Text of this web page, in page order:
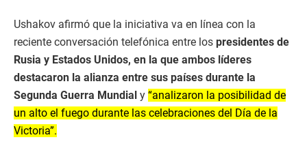
Ushakov afirmó que la iniciativa va en línea con la
reciente conversación telefónica entre los presidentes de
Rusia y Estados Unidos, en la que ambos líderes
destacaron la alianza entre sus países durante la
Segunda Guerra Mundial y “analizaron la posibilidad de
un alto el fuego durante las celebraciones del Día de la
Victoria”.